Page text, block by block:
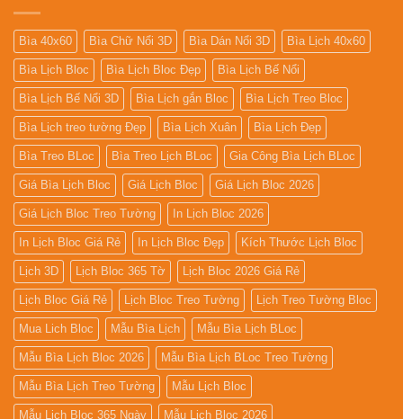
Bìa 40x60 Bìa Chữ Nổi 3D Bìa Dán Nổi 3D Bìa Lịch 40x60
Bìa Lịch Bloc Bìa Lịch Bloc Đẹp Bìa Lịch Bế Nổi
Bìa Lịch Bế Nổi 3D Bìa Lịch gắn Bloc Bìa Lịch Treo Bloc
Bìa Lịch treo tường Đẹp Bìa Lịch Xuân Bìa Lịch Đẹp
Bìa Treo BLoc Bìa Treo Lịch BLoc Gia Công Bìa Lịch BLoc
Giá Bìa Lịch Bloc Giá Lịch Bloc Giá Lịch Bloc 2026
Giá Lịch Bloc Treo Tường In Lịch Bloc 2026
In Lịch Bloc Giá Rẻ In Lịch Bloc Đẹp Kích Thước Lịch Bloc
Lịch 3D Lịch Bloc 365 Tờ Lịch Bloc 2026 Giá Rẻ
Lịch Bloc Giá Rẻ Lịch Bloc Treo Tường Lịch Treo Tường Bloc
Mua Lich Bloc Mẫu Bìa Lịch Mẫu Bìa Lịch BLoc
Mẫu Bìa Lịch Bloc 2026 Mẫu Bìa Lịch BLoc Treo Tường
Mẫu Bìa Lịch Treo Tường Mẫu Lịch Bloc
Mẫu Lịch Bloc 365 Ngày Mẫu Lịch Bloc 2026